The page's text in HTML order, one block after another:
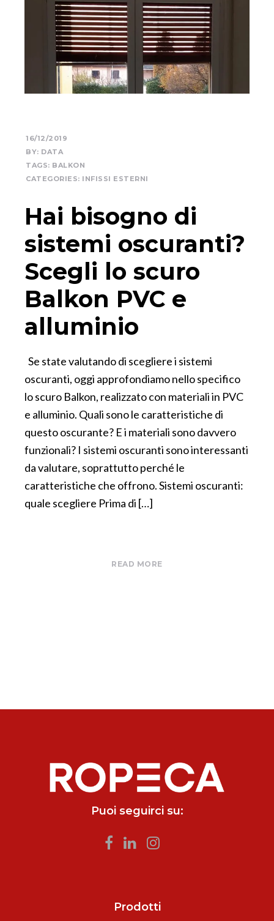
16/12/2019
BY: DATA
TAGS: BALKON
CATEGORIES: INFISSI ESTERNI
Hai bisogno di
sistemi oscuranti?
Scegli lo scuro
Balkon PVC e
alluminio
Se state valutando di scegliere i sistemi
oscuranti, oggi approfondiamo nello specifico
lo scuro Balkon, realizzato con materiali in PVC
e alluminio. Quali sono le caratteristiche di
questo oscurante? E i materiali sono davvero
funzionali? I sistemi oscuranti sono interessanti
da valutare, soprattutto perché le
caratteristiche che offrono. Sistemi oscuranti:
quale scegliere Prima di […]
READ MORE
Puoi seguirci su:
Prodotti